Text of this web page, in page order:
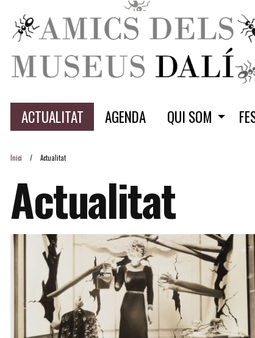
ACTUALITAT AGENDA QUI SOM
Inici Actualitat
Actualitat